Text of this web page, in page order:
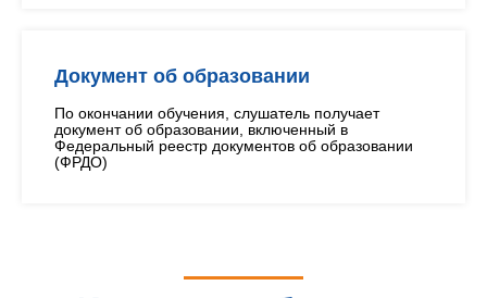
Документ об образовании
По окончании обучения, слушатель получает
документ об образовании, включенный в
Федеральный реестр документов об образовании
(ФРДО)